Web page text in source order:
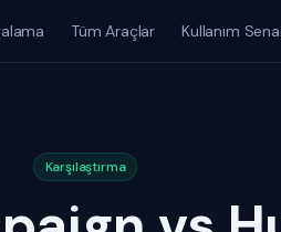
Tüm Araçlar Kullanım
Karşılaştırma